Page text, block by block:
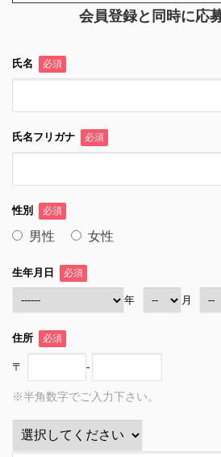
会員登録と同時に応
氏名 必須
氏名フリガナ 必須
性別 必須
男性 女性
生年月日 必須
年 月
住所 必須
〒 -
※半角数字でご入力下さい。